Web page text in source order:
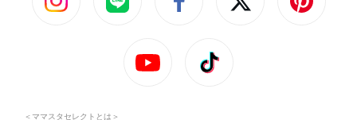
＜ママスタセレクトとは＞